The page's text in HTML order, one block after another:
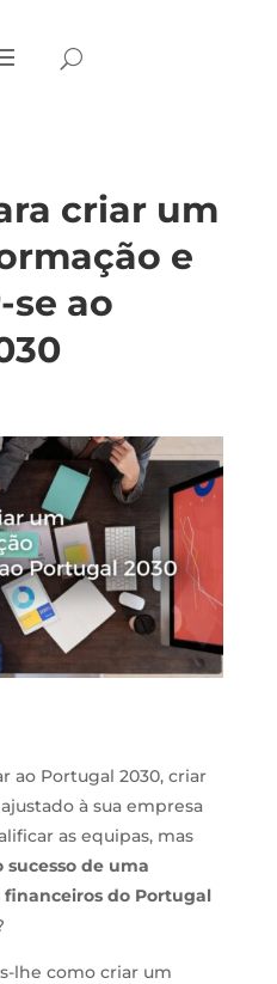
criar um
e
ao
ao Portugal 2030, criar
à sua empresa
as equipas, mas
sucesso de uma
do Portugal
lhe como criar um